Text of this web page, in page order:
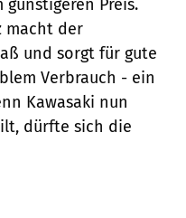
Preis.
macht der
und sorgt für gute
Verbrauch - ein
Kawasaki nun
dürfte sich die